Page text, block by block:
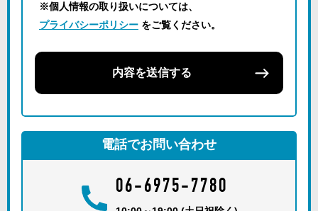
※個人情報の取り扱いについては、
プライバシーポリシー をご覧ください。
内容を送信する
電話でお問い合わせ
06-6975-7780